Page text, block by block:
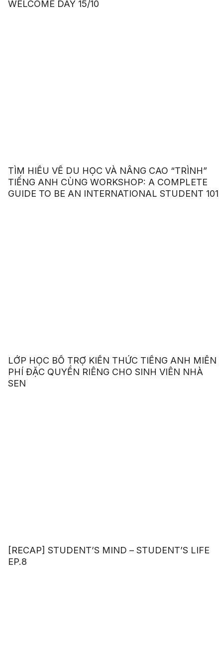
WELCOME DAY 15/10
TÌM HIỂU VỀ DU HỌC VÀ NÂNG CAO “TRÌNH”
TIẾNG ANH CÙNG WORKSHOP: A COMPLETE
GUIDE TO BE AN INTERNATIONAL STUDENT 101
LỚP HỌC BỔ TRỢ KIẾN THỨC TIẾNG ANH MIỄN
PHÍ ĐẶC QUYỀN RIÊNG CHO SINH VIÊN NHÀ
SEN
[RECAP] STUDENT’S MIND – STUDENT’S LIFE
EP.8